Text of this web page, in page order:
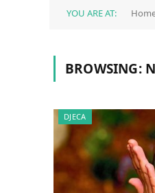
YOU ARE AT:
BROWSING:
DJECA